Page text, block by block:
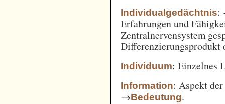
Individualgedächtnis:
Erfahrungen und
Zentralnervensystem
Individuum: Einzelnes
Information: Aspekt
→Bedeutung.